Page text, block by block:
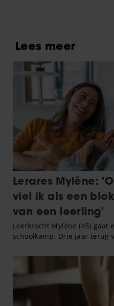
gaat akkoord met onze